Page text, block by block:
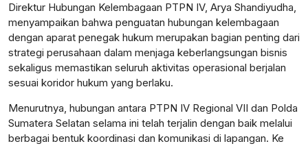
Direktur Hubungan Kelembagaan PTPN IV, Arya Shandiyudha,
menyampaikan bahwa penguatan hubungan kelembagaan
dengan aparat penegak hukum merupakan bagian penting dari
strategi perusahaan dalam menjaga keberlangsungan bisnis
sekaligus memastikan seluruh aktivitas operasional berjalan
sesuai koridor hukum yang berlaku.
Menurutnya, hubungan antara PTPN IV Regional VII dan Polda
Sumatera Selatan selama ini telah terjalin dengan baik melalui
berbagai bentuk koordinasi dan komunikasi di lapangan. Ke